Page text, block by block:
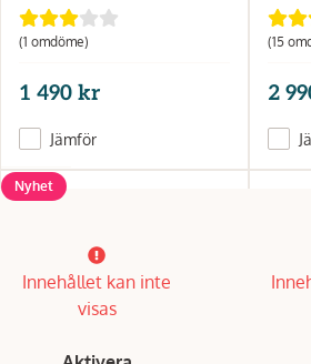
(1 omdöme)
1 490 kr
Jämför
(15
2
Innehållet kan inte
visas
Nyhet